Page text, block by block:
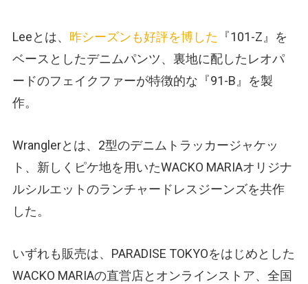
Leeとは、 昨シーズンも好評を博した 『101-Z』を
ベースとしたデニムパンツ、裏地に配したレオパ
ードのフェイクファーが特徴的な『91-B』を製
作。
Wranglerとは、2型のデニムトラッカージャケッ
ト、新しくピケ地を用いたWACKO MARIAオリジナ
ルシルエットのランチャードレスジーンズを共作
した。
いずれも販売は、PARADISE TOKYOをはじめとした
WACKO MARIAの直営店とオンラインストア、全国